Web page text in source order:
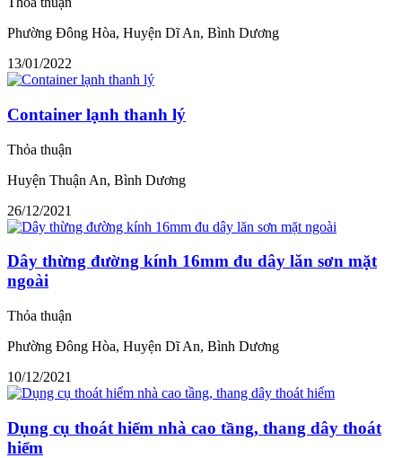
Phường Đông Hòa, Huyện Dĩ An, Bình Dương
13/01/2022
Container lạnh thanh lý
Thỏa thuận
Huyện Thuận An, Bình Dương
26/12/2021
Dây thừng đường kính 16mm đu dây lăn sơn mặt
ngoài
Thỏa thuận
Phường Đông Hòa, Huyện Dĩ An, Bình Dương
10/12/2021
Dụng cụ thoát hiểm nhà cao tầng, thang dây thoát
hiểm